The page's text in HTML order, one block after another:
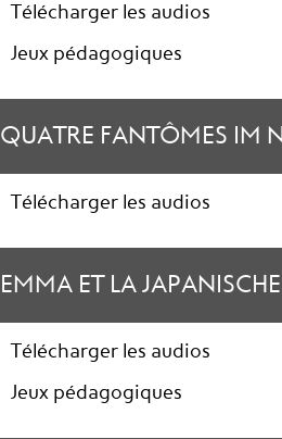
Télécharger les audios
Jeux pédagogiques
QUATRE FANTÔMES IM
Télécharger les audios
EMMA ET LA
Télécharger les audios
Jeux pédagogiques